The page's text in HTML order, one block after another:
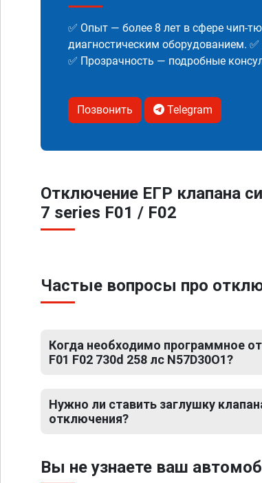
✅ Опыт — более 8 лет в сфере чип-
диагностическим оборудованием.
✅ Прозрачность — подробные
Позвонить Telegram
Отключение ЕГР клапана
7 series F01 / F02
Частые вопросы про
Когда необходимо программное
F01 F02 730d 258 лс N57D30O1?
Нужно ли ставить заглушку
отключения?
Вы не узнаете ваш